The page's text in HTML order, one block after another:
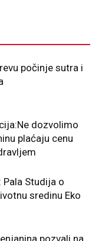
počinje sutra i
dozvolimo
plaćaju cenu
Pala Studija o
sredinu Eko
pozvali na